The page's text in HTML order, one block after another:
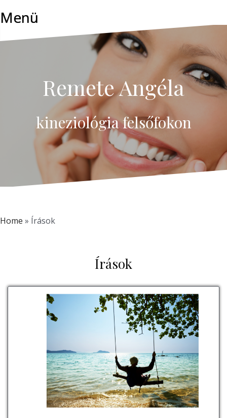
to
Menü
Remete Angéla
kineziológia felsőfokon
Home » Írások
Írások